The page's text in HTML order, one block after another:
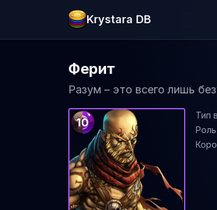
Krystara DB
Ферит
Разум – это всего лишь
10
Тип
Роль